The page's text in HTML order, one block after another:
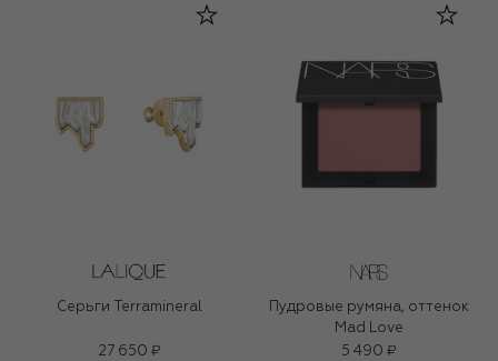
Серьги Terramineral
27 650 ₽
Пудровые румяна, оттенок
Mad Love
5 490 ₽